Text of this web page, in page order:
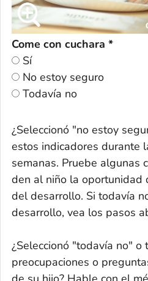
Come con cuchara *
Sí
No estoy seguro
Todavía no
¿Seleccionó "no estoy
estos indicadores durante
semanas. Pruebe algunas
den al niño la oportunidad
del desarrollo. Si todavía
desarrollo, vea los pasos
¿Seleccionó "todavía no" o
preocupaciones o